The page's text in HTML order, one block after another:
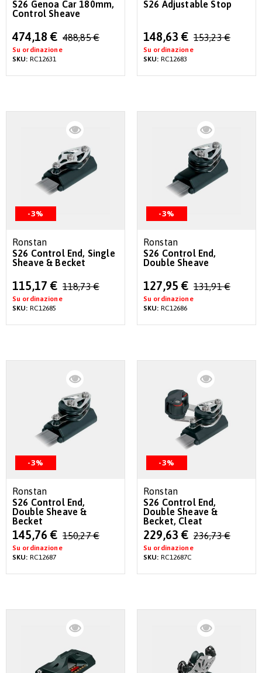
S26 Genoa Car 180mm,
Control Sheave
Special
Price
474,18 € 488,85 €
Su ordinazione
SKU: RC12631
S26 Adjustable Stop
Special
Price
148,63 € 153,23 €
Su ordinazione
SKU: RC12683
-3%
Ronstan
S26 Control End, Single
Sheave & Becket
Special
Price
115,17 € 118,73 €
Su ordinazione
SKU: RC12685
-3%
Ronstan
S26 Control End,
Double Sheave
Special
Price
127,95 € 131,91 €
Su ordinazione
SKU: RC12686
-3%
Ronstan
S26 Control End,
Double Sheave &
Becket
Special
Price
145,76 € 150,27 €
Su ordinazione
SKU: RC12687
-3%
Ronstan
S26 Control End,
Double Sheave &
Becket, Cleat
Special
Price
229,63 € 236,73 €
Su ordinazione
SKU: RC12687C